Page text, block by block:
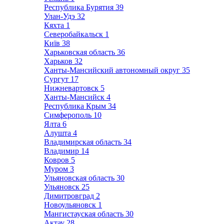
Республика Бурятия 39
Улан-Удэ 32
Кяхта 1
Северобайкальск 1
Київ 38
Харьковская область 36
Харьков 32
Ханты-Мансийский автономный округ 35
Сургут 17
Нижневартовск 5
Ханты-Мансийск 4
Республика Крым 34
Симферополь 10
Ялта 6
Алушта 4
Владимирская область 34
Владимир 14
Ковров 5
Муром 3
Ульяновская область 30
Ульяновск 25
Димитровград 2
Новоульяновск 1
Мангистауская область 30